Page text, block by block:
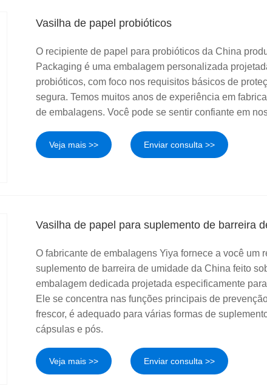
Vasilha de papel probióticos
O recipiente de papel para probióticos da China
Packaging é uma embalagem personalizada
probióticos, com foco nos requisitos básicos de
segura. Temos muitos anos de experiência em
de embalagens. Você pode se sentir confiante em
Veja mais >> Enviar consulta >>
Vasilha de papel para suplemento de barreira
O fabricante de embalagens Yiya fornece a você um
suplemento de barreira de umidade da China feito
embalagem dedicada projetada especificamente
Ele se concentra nas funções principais de
frescor, é adequado para várias formas de
cápsulas e pós.
Veja mais >> Enviar consulta >>